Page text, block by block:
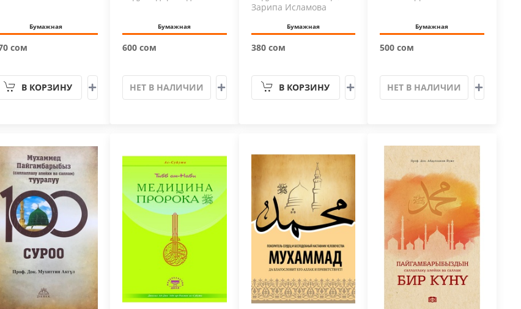
Бумажная
сом
В КОРЗИНУ
Бумажная
600 сом
НЕТ В НАЛИЧИИ
Зарипа Исламова
Бумажная
380 сом
В КОРЗИНУ
Бумажная
500 сом
НЕТ В НАЛИЧИИ